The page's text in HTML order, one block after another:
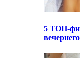
5 ТОП-